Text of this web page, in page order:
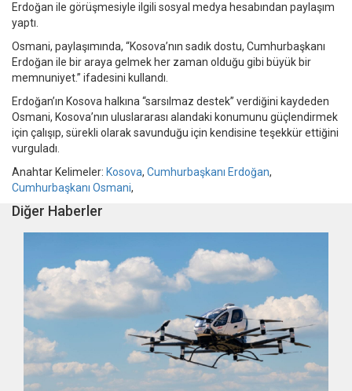
Erdoğan ile görüşmesiyle ilgili sosyal medya hesabından paylaşım
yaptı.
Osmani, paylaşımında, “Kosova’nın sadık dostu, Cumhurbaşkanı
Erdoğan ile bir araya gelmek her zaman olduğu gibi büyük bir
memnuniyet.” ifadesini kullandı.
Erdoğan’ın Kosova halkına “sarsılmaz destek” verdiğini kaydeden
Osmani, Kosova’nın uluslararası alandaki konumunu güçlendirmek
için çalışıp, sürekli olarak savunduğu için kendisine teşekkür ettiğini
vurguladı.
Anahtar Kelimeler: Kosova, Cumhurbaşkanı Erdoğan,
Cumhurbaşkanı Osmani,
Diğer Haberler